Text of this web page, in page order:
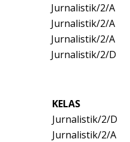
Jurnalistik/2/A
Jurnalistik/2/A
Jurnalistik/2/A
Jurnalistik/2/D
KELAS
Jurnalistik/2/D
Jurnalistik/2/A